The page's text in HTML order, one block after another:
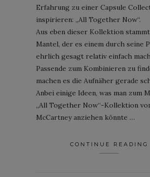
Erfahrung zu einer Capsule
inspirieren: „All Together Now“.
Aus eben dieser Kollektion
Mantel, der es einem durch seine
ehrlich gesagt relativ einfach
Passende zum Kombinieren zu
machen es die Aufnäher gerade
Anbei einige Ideen, was man zum
„All Together Now“-Kollektion
McCartney anziehen könnte …
CONTINUE READING